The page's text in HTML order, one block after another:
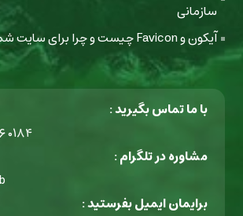
سازمانی
آیکون و Favicon چیست و چرا برای سایت شما مهم است؟
با ما تماس بگیرید :
۰۲۱ -
مشاوره در تلگرام :
برایمان ایمیل بفرستید :